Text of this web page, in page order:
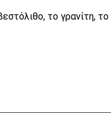
το γρανίτη,